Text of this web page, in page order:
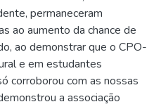
permaneceram
ao aumento da chance de
ao demonstrar que o CPO-
e em estudantes
corroborou com as nossas
a associação